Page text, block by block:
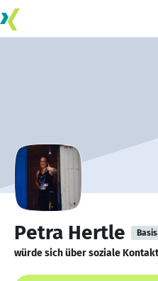
Petra Hertle Basis
würde sich über soziale